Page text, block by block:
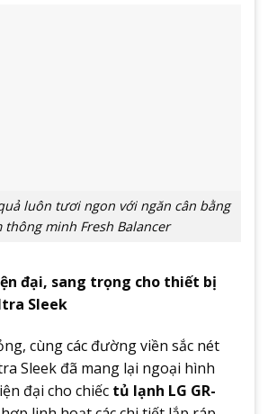
luôn tươi ngon với ngăn cân bằng
thông minh Fresh Balancer
đại, sang trọng cho thiết bị
Sleek
cùng các đường viền sắc nét
Sleek đã mang lại ngoại hình
đại cho chiếc tủ lạnh LG GR-